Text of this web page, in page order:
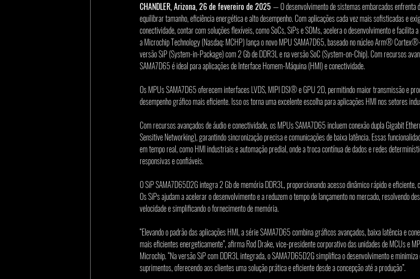
CHANDLER, Arizona, 26 de fevereiro de 2025 — O desenvolvimento de sistemas embarcados enfrenta
equilibrar tamanho, eficiência energética e alto desempenho. Com aplicações cada vez mais sofisticadas e
conectividade, contar com soluções flexíveis, como SoCs, SiPs e SOMs, acelera o desenvolvimento e facilita
a Microchip Technology (Nasdaq: MCHP) lança o novo MPU SAMA7D65, baseado no núcleo Arm®
versão SiP (System-in-Package) com 2 Gb de DDR3L e na versão SoC (System-on-Chip). Com recursos
SAMA7D65 é ideal para aplicações de Interface Homem-Máquina (HMI) e conectividade.
Os MPUs SAMA7D65 oferecem interfaces LVDS, MIPI DSI® e GPU 2D, permitindo maior transmissão e
desempenho gráfico mais eficiente. Isso os torna uma excelente escolha para aplicações HMI nos setores
Com recursos avançados de áudio e conectividade, os MPUs SAMA7D65 incluem conexão dupla Gigabit
Sensitive Networking), garantindo sincronização precisa e comunicações de baixa latência. Essas
em tempo real, como HMI industriais e automação predial, onde a troca contínua de dados e redes
responsivas e confiáveis.
O SiP SAMA7D65D2G integra 2 Gb de memória DDR3L, proporcionando acesso dinâmico rápido e eficiente,
Os SiPs ajudam a acelerar o desenvolvimento e a reduzem o tempo de lançamento no mercado, resolvendo
velocidade e simplificando o fornecimento de memória.
“Elevando o padrão das aplicações HMI, a série SAMA7D65 combina gráficos avançados, baixa latência e
mais eficientes energeticamente”, afirma Rod Drake, vice-presidente corporativo das unidades de MCUs e
Microchip. “Na versão SiP com DDR3L integrada, o SAMA7D65D2G simplifica o desenvolvimento e
suprimentos, oferecendo aos clientes uma solução prática e eficiente desde a concepção até a produção”.